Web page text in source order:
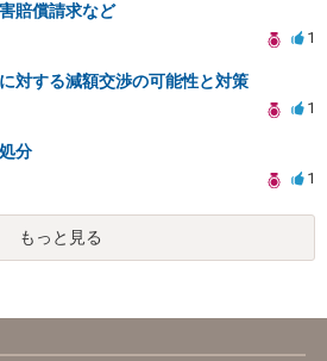
賠償請求など
1
対する減額交渉の可能性と対策
1
分
1
もっと見る